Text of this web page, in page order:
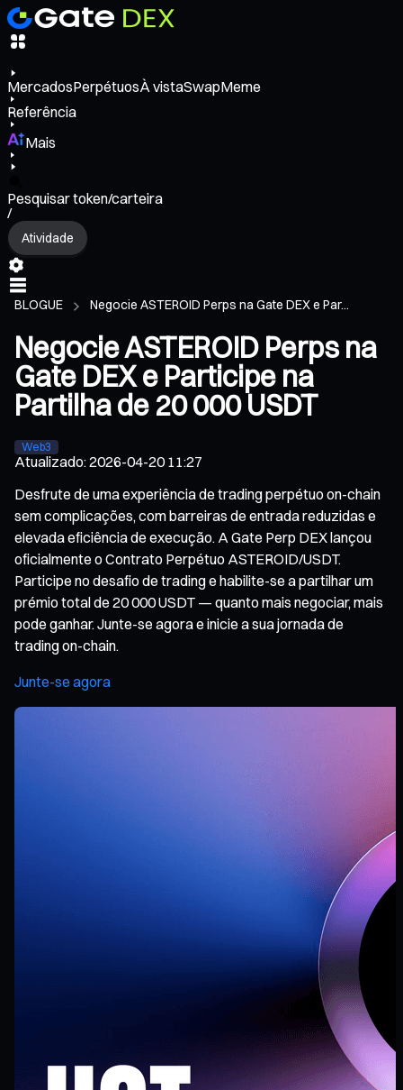
MercadosPerpétuosÀ vistaSwapMeme
Referência
Mais
Pesquisar token/carteira
/
Atividade
BLOGUE Negocie ASTEROID Perps na Gate DEX e Par...
Negocie ASTEROID Perps na
Gate DEX e Participe na
Partilha de 20 000 USDT
Web3
Atualizado:2026-04-20 11:27
Desfrute de uma experiência de trading perpétuo on-chain
sem complicações, com barreiras de entrada reduzidas e
elevada eficiência de execução. A Gate Perp DEX lançou
oficialmente o Contrato Perpétuo ASTEROID/USDT.
Participe no desafio de trading e habilite-se a partilhar um
prémio total de 20 000 USDT — quanto mais negociar, mais
pode ganhar. Junte-se agora e inicie a sua jornada de
trading on-chain.
Junte-se agora